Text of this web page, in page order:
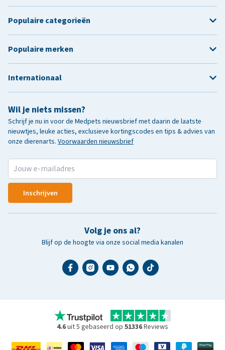
Wil je niets missen?
Schrijf je nu in voor de Medpets nieuwsbrief met daarin de laatste
nieuwtjes, leuke acties, exclusieve kortingscodes en tips & advies van
onze dierenarts. Voorwaarden nieuwsbrief
Inschrijven
Volg je ons al?
Blijf op de hoogte via onze social media kanalen
Populaire categorieën
Populaire merken
Internationaal
4.6uit 5 gebaseerd op 51336Reviews